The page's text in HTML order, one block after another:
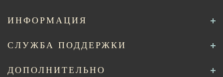
ИНФОРМАЦИЯ
СЛУЖБА ПОДДЕРЖКИ
ДОПОЛНИТЕЛЬНО